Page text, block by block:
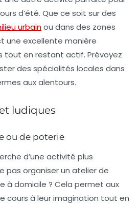
d’été. Que ce soit sur des
urbainou dans des zones
une excellente manière
tout en restant actif. Prévoyez
des spécialités locales dans
aux alentours.
ludiques
ou de poterie
d’une activité plus
pas organiser un atelier de
à domicile ? Cela permet aux
cours à leur imagination tout en